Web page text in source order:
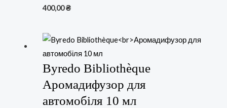
400,00₴
Byredo Bibliothèque
Аромадифузор для
автомобіля 10 мл